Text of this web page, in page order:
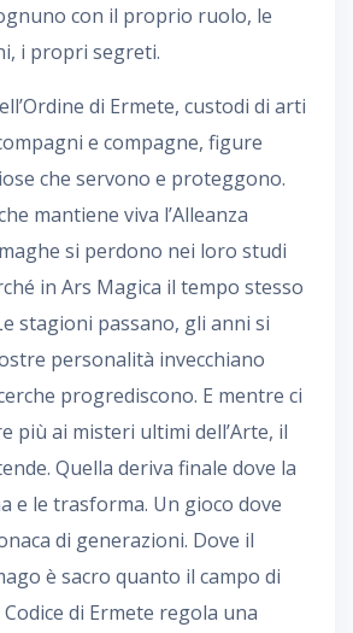
con il proprio ruolo, le
i propri segreti.
di Ermete, custodi di arti
e compagne, figure
che servono e proteggono.
mantiene viva l’Alleanza
si perdono nei loro studi
in Ars Magica il tempo stesso
stagioni passano, gli anni si
personalità invecchiano
progrediscono. E mentre ci
più ai misteri ultimi dell’Arte, il
Quella deriva finale dove la
e le trasforma. Un gioco dove
di generazioni. Dove il
è sacro quanto il campo di
di Ermete regola una